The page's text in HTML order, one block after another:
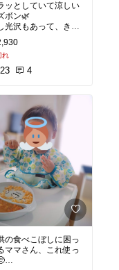
ッとしていて涼しい
ボン🌿
光沢もあって、きれ
す✨
暑い時期に大活躍し
れました！
だとき怪我するし…
う悩みを解決してく
す☺️
80cm,大きめの体格
は、100cm履いてち
ど良かったです。
の部分にゴムがしっ
あります。
まで2週間弱かかる
、欲しい人は早めに
たほうが、着せたい
ミングに合います
れ
23 4
の食べこぼしに困っ
ママさん、これ使っ